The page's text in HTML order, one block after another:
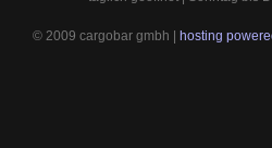
© 2009 cargobar gmbh | hosting